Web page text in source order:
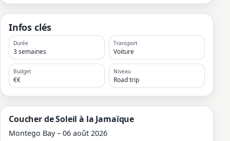
Infos clés
Durée
3 semaines
Transport
Voiture
Budget
€€
Niveau
Road trip
Coucher de Soleil à la Jamaïque
Montego Bay – 06 août 2026